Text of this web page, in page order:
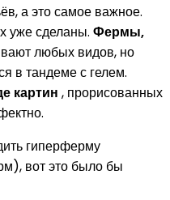
а это самое важное.
уже сделаны. Фермы,
любых видов, но
в тандеме с гелем.
картин , прорисованных
гиперферму
вот это было бы